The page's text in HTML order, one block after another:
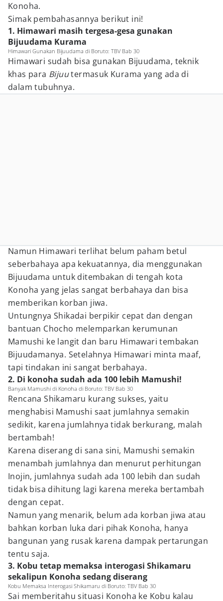
Konoha.
Simak pembahasannya berikut ini!
1. Himawari masih tergesa-gesa gunakan
Bijuudama Kurama
Himawari Gunakan Bijuudama di Boruto: TBV Bab 30
Himawari sudah bisa gunakan Bijuudama, teknik
khas para Bijuutermasuk Kurama yang ada di
dalam tubuhnya.
Namun Himawari terlihat belum paham betul
seberbahaya apa kekuatannya, dia menggunakan
Bijuudama untuk ditembakan di tengah kota
Konoha yang jelas sangat berbahaya dan bisa
memberikan korban jiwa.
Untungnya Shikadai berpikir cepat dan dengan
bantuan Chocho melemparkan kerumunan
Mamushi ke langit dan baru Himawari tembakan
Bijuudamanya. Setelahnya Himawari minta maaf,
tapi tindakan ini sangat berbahaya.
2. Di konoha sudah ada 100 lebih Mamushi!
Banyak Mamushi di Konoha di Boruto: TBV Bab 30
Rencana Shikamaru kurang sukses, yaitu
menghabisi Mamushi saat jumlahnya semakin
sedikit, karena jumlahnya tidak berkurang, malah
bertambah!
Karena diserang di sana sini, Mamushi semakin
menambah jumlahnya dan menurut perhitungan
Inojin, jumlahnya sudah ada 100 lebih dan sudah
tidak bisa dihitung lagi karena mereka bertambah
dengan cepat.
Namun yang menarik, belum ada korban jiwa atau
bahkan korban luka dari pihak Konoha, hanya
bangunan yang rusak karena dampak pertarungan
tentu saja.
3. Kobu tetap memaksa interogasi Shikamaru
sekalipun Konoha sedang diserang
Kobu Memaksa Interogasi Shikamaru di Boruto: TBV Bab 30
Sai memberitahu situasi Konoha ke Kobu kalau